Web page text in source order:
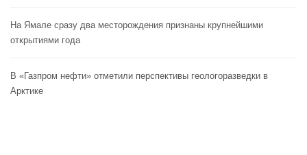
На Ямале сразу два месторождения признаны крупнейшими
открытиями года
В «Газпром нефти» отметили перспективы геологоразведки в
Арктике